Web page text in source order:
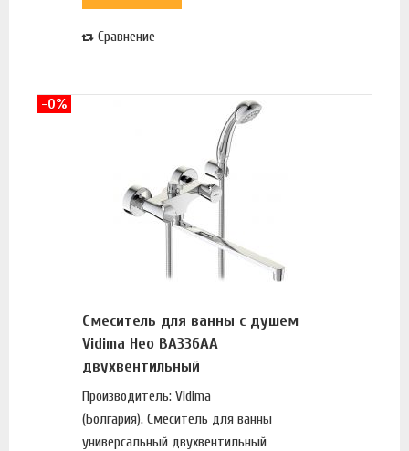
Сравнение
Смеситель для ванны с душем
Vidima Нео BA336AA
двухвентильный
Производитель: Vidima
(Болгария). Смеситель для ванны
универсальный двухвентильный
-0%